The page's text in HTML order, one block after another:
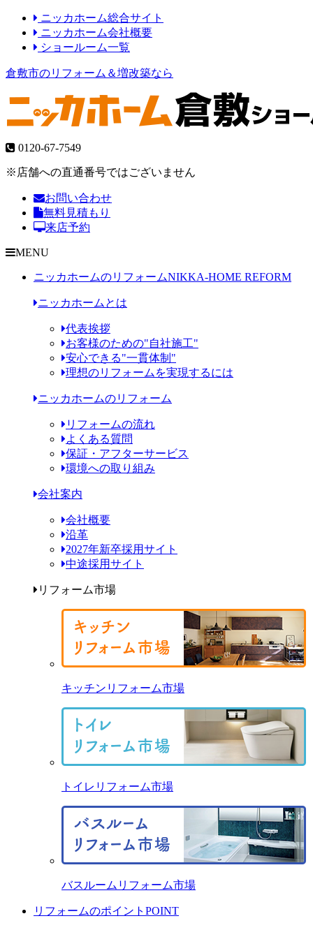
ニッカホーム総合サイト
ニッカホーム会社概要
ショールーム一覧
倉敷市のリフォーム＆増改築なら
0120-67-7549
※店舗への直通番号ではございません
お問い合わせ
無料見積もり
来店予約
MENU
ニッカホームのリフォームNIKKA-HOME REFORM
ニッカホームとは
代表挨拶
お客様のための"自社施工"
安心できる"一貫体制"
理想のリフォームを実現するには
ニッカホームのリフォーム
リフォームの流れ
よくある質問
保証・アフターサービス
環境への取り組み
会社案内
会社概要
沿革
2027年新卒採用サイト
中途採用サイト
リフォーム市場
キッチンリフォーム市場
トイレリフォーム市場
バスルームリフォーム市場
リフォームのポイント POINT